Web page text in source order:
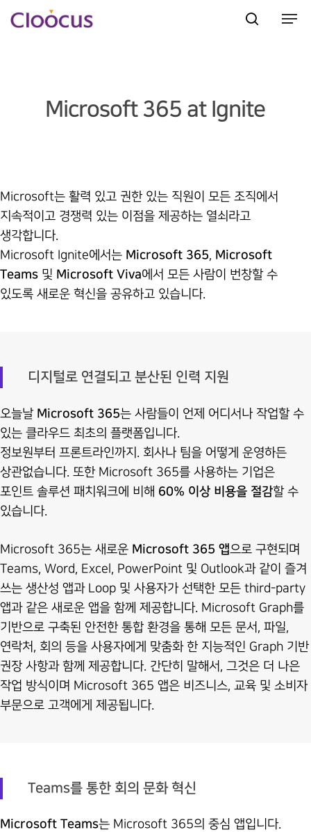
Microsoft 365 at Ignite
Microsoft는 활력 있고 권한 있는 직원이 모든 조직에서
지속적이고 경쟁력 있는 이점을 제공하는 열쇠라고
생각합니다.
Microsoft Ignite에서는 Microsoft 365, Microsoft
Teams 및 Microsoft Viva에서 모든 사람이 번창할 수
있도록 새로운 혁신을 공유하고 있습니다.
디지털로 연결되고 분산된 인력 지원
오늘날 Microsoft 365는 사람들이 언제 어디서나 작업할 수
있는 클라우드 최초의 플랫폼입니다.
정보원부터 프론트라인까지. 회사나 팀을 어떻게 운영하든
상관없습니다. 또한 Microsoft 365를 사용하는 기업은
포인트 솔루션 패치워크에 비해 60% 이상 비용을 절감할 수
있습니다.
Microsoft 365는 새로운 Microsoft 365 앱으로 구현되며
Teams, Word, Excel, PowerPoint 및 Outlook과 같이 즐겨
쓰는 생산성 앱과 Loop 및 사용자가 선택한 모든 third-party
앱과 같은 새로운 앱을 함께 제공합니다. Microsoft Graph를
기반으로 구축된 안전한 통합 환경을 통해 모든 문서, 파일,
연락처, 회의 등을 사용자에게 맞춤화 한 지능적인 Graph 기반
권장 사항과 함께 제공합니다. 간단히 말해서, 그것은 더 나은
작업 방식이며 Microsoft 365 앱은 비즈니스, 교육 및 소비자
부문으로 고객에게 제공됩니다.
Teams를 통한 회의 문화 혁신
Microsoft Teams는 Microsoft 365의 중심 앱입니다.